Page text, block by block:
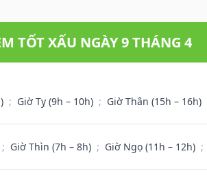
TỐT XẤU NGÀY 9 THÁNG 4
; Giờ Tỵ (9h – 10h) ; Giờ Thân (15h – 16h)
; Giờ Thìn (7h – 8h) ; Giờ Ngọ (11h – 12h) ;